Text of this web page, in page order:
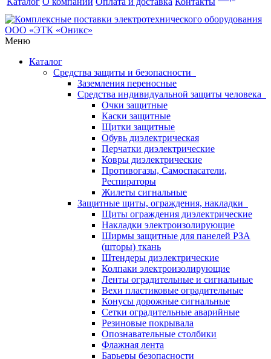
Меню
Каталог
Средства защиты и безопасности
Заземления переносные
Средства индивидуальной защиты человека
Очки защитные
Каски защитные
Щитки защитные
Обувь диэлектрическая
Перчатки диэлектрические
Ковры диэлектрические
Противогазы, Самоспасатели,
Респираторы
Жилеты сигнальные
Защитные щиты, ограждения, накладки
Щиты ограждения диэлектрические
Накладки электроизолирующие
Ширмы защитные для панелей РЗА
(шторы) ткань
Штендеры диэлектрические
Колпаки электроизолирующие
Ленты оградительные и сигнальные
Вехи пластиковые оградительные
Конусы дорожные сигнальные
Сетки оградительные аварийные
Резиновые покрывала
Опознавательные столбики
Флажная лента
Барьеры безопасности